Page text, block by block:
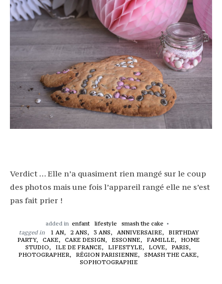
Verdict … Elle n’a quasiment rien mangé sur le coup
des photos mais une fois l’appareil rangé elle ne s’est
pas fait prier !
added in enfant lifestyle
smash the cake
tagged in
1 AN, 2 ANS, 3 ANS, ANNIVERSAIRE,
BIRTHDAY
PARTY,
CAKE, CAKE DESIGN, ESSONNE, FAMILLE,
HOME
STUDIO,
ILE DE FRANCE, LIFESTYLE, LOVE,
PARIS,
PHOTOGRAPHER,
RÉGION PARISIENNE,
SMASH THE CAKE,
SOPHOTOGRAPHIE